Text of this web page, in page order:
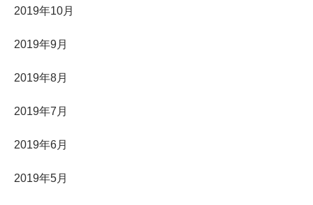
2019年10月
2019年9月
2019年8月
2019年7月
2019年6月
2019年5月